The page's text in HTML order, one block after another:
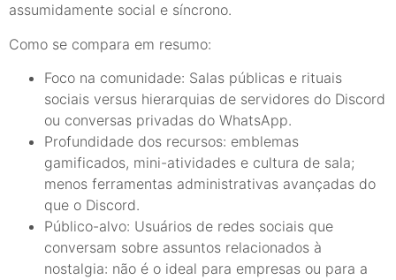
assumidamente social e síncrono.
Como se compara em resumo:
Foco na comunidade: Salas públicas e rituais
sociais versus hierarquias de servidores do Discord
ou conversas privadas do WhatsApp.
Profundidade dos recursos: emblemas
gamificados, mini-atividades e cultura de sala;
menos ferramentas administrativas avançadas do
que o Discord.
Público-alvo: Usuários de redes sociais que
conversam sobre assuntos relacionados à
nostalgia: não é o ideal para empresas ou para a